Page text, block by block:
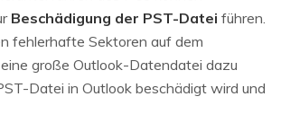
Beschädigung der PST-Datei führen.
fehlerhafte Sektoren auf dem
große Outlook-Datendatei dazu
Datei in Outlook beschädigt wird und